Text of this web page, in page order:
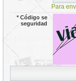
Para
*Código se
seguridad